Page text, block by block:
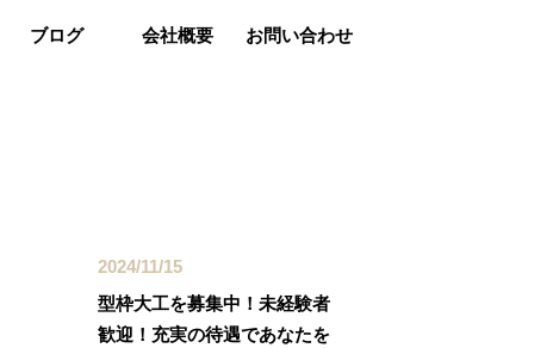
ブログ 会社概要 お問い合わせ
2024/11/15
型枠大工を募集中！未経験者
歓迎！充実の待遇であなたを